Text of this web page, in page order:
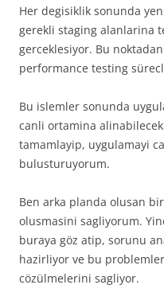
Her degisiklik sonunda
gerekli staging alanlarina
gerceklesiyor. Bu
performance testing
Bu islemler sonunda
canli ortamina
tamamlayip, uygulamayi
bulusturuyorum.
Ben arka planda olusan
olusmasini sagliyorum.
buraya göz atip, sorunu
hazirliyor ve bu
cözülmelerini sagliyor.